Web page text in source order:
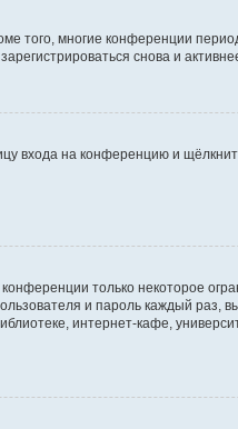
того, многие конференции
снова и активнее
входа на конференцию и
только некоторое
и пароль каждый раз,
интернет-кафе,